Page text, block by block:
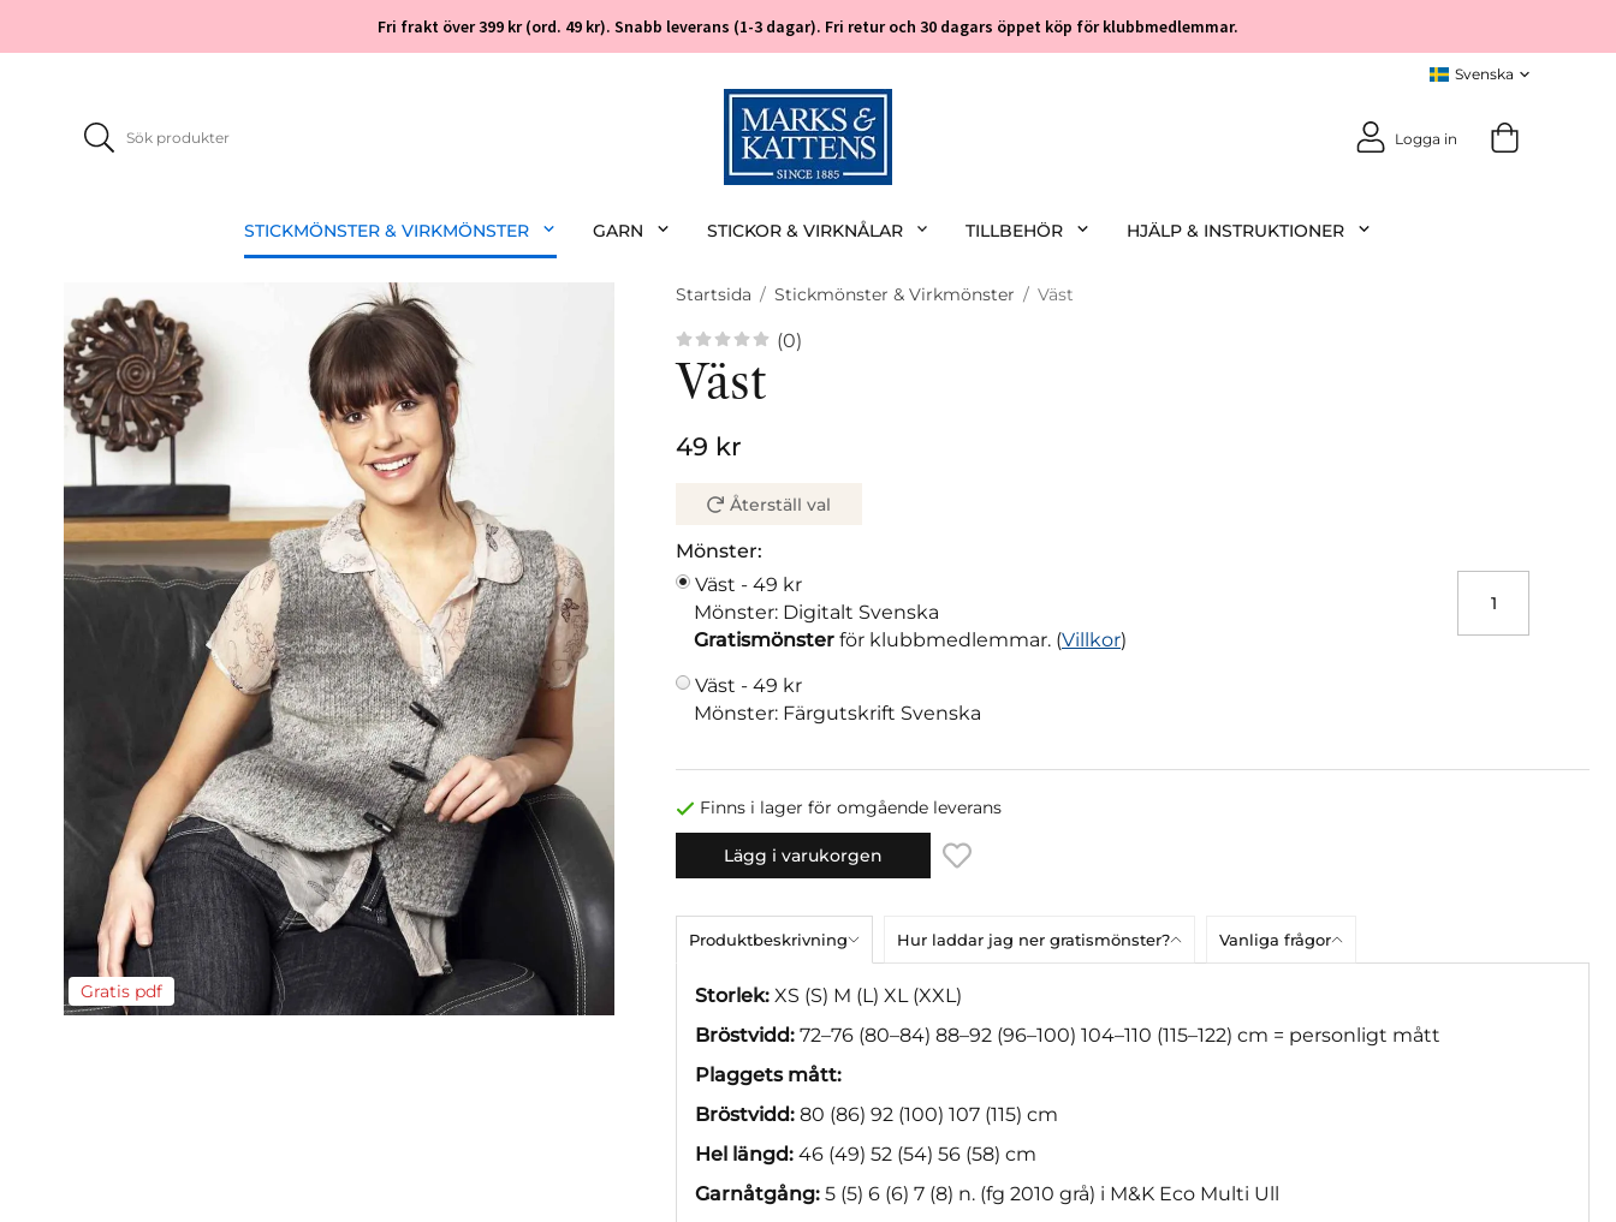
Fri frakt över 399 kr (ord. 49 kr). Snabb leverans (1-3 dagar). Fri retur och 30 dagars öppet köp för klubbmedlemmar.
Logga in
STICKMÖNSTER & VIRKMÖNSTER GARN STICKOR & VIRKNÅLAR TILLBEHÖR HJÄLP & INSTRUKTIONER
Gratis pdf
Startsida / Stickmönster & Virkmönster / Väst
(0)
Väst
49 kr
Återställ val
Mönster:
Väst - 49 kr
Mönster: Digitalt Svenska
Gratismönster för klubbmedlemmar. (Villkor)
Väst - 49 kr
Mönster: Färgutskrift Svenska
Finns i lager för omgående leverans
Lägg i varukorgen
Produktbeskrivning Hur laddar jag ner gratismönster? Vanliga frågor
Storlek: XS (S) M (L) XL (XXL)
Bröstvidd: 72–76 (80–84) 88–92 (96–100) 104–110 (115–122) cm = personligt mått
Plaggets mått:
Bröstvidd: 80 (86) 92 (100) 107 (115) cm
Hel längd: 46 (49) 52 (54) 56 (58) cm
Garnåtgång: 5 (5) 6 (6) 7 (8) n. (fg 2010 grå) i M&K Eco Multi Ull